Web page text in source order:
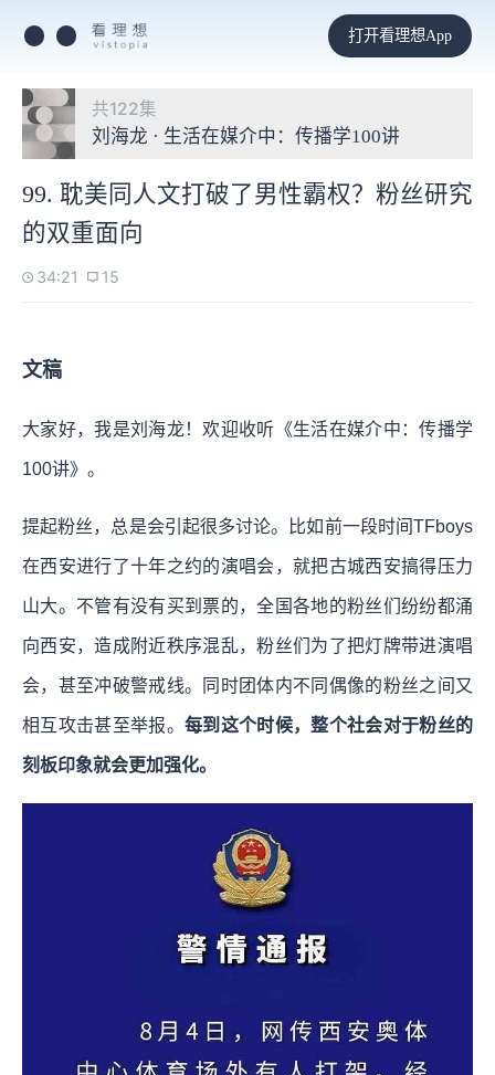
打开看理想App
共122集
刘海龙 · 生活在媒介中：传播学100讲
99. 耽美同人文打破了男性霸权？粉丝研究
的双重面向
34:21 15
文稿
大家好，我是刘海龙！欢迎收听《生活在媒介中：传播学
100讲》。
提起粉丝，总是会引起很多讨论。比如前一段时间TFboys
在西安进行了十年之约的演唱会，就把古城西安搞得压力
山大。不管有没有买到票的，全国各地的粉丝们纷纷都涌
向西安，造成附近秩序混乱，粉丝们为了把灯牌带进演唱
会，甚至冲破警戒线。同时团体内不同偶像的粉丝之间又
相互攻击甚至举报。 每到这个时候，整个社会对于粉丝的
刻板印象就会更加强化。